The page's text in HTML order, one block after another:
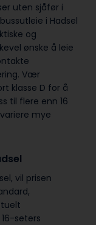
uten sjåfør i
i Hadsel
og
ønske å leie
Vær
klasse D for å
til flere enn 16
mye
vil prisen
seters